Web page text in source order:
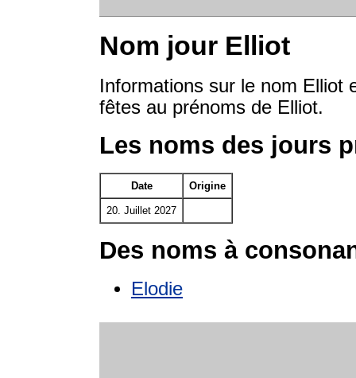
Nom jour Elliot
Informations sur le nom Elliot
fêtes au prénoms de Elliot.
Les noms des jours
Date Origine
20. Juillet 2027
Des noms à
Elodie